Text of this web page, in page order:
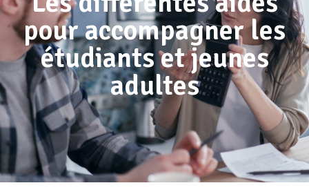
pour accompagner les
étudiants et jeunes
adultes